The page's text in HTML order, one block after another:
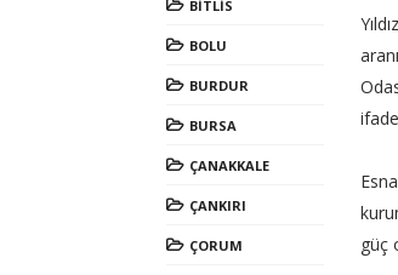
BİTLİS
BOLU
BURDUR
BURSA
ÇANAKKALE
ÇANKIRI
ÇORUM
güç